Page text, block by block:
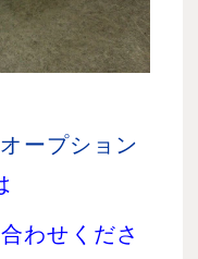
ープション
わせくださ